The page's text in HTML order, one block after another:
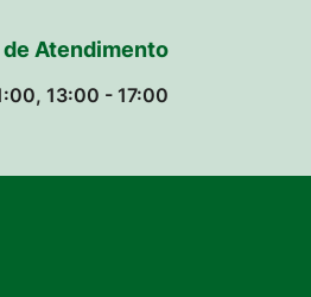
de Atendimento
13:00 - 17:00
Contato